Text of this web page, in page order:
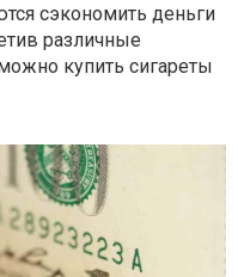
сэкономить деньги
различные
купить сигареты